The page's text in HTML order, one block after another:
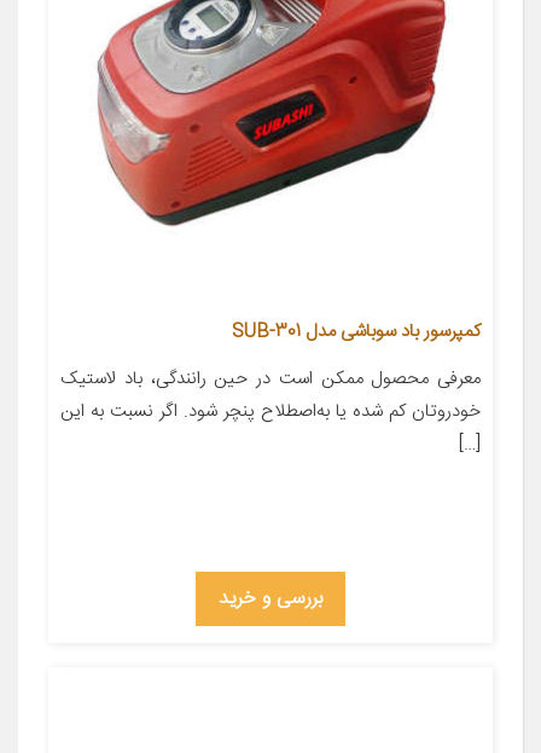
کمپرسور باد سوباشی مدل SUB-301
معرفی محصول ممکن است در حین رانندگی، باد لاستیک
خودروتان کم شده یا به‌اصطلاح پنچر شود. اگر نسبت به این
[…]
بررسی و خرید